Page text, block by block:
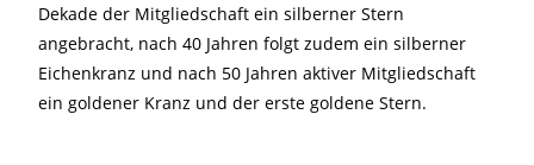
Dekade der Mitgliedschaft ein silberner Stern
angebracht, nach 40 Jahren folgt zudem ein silberner
Eichenkranz und nach 50 Jahren aktiver Mitgliedschaft
ein goldener Kranz und der erste goldene Stern.